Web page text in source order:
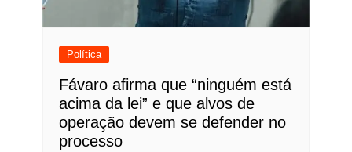
Política
Fávaro afirma que “ninguém está
acima da lei” e que alvos de
operação devem se defender no
processo